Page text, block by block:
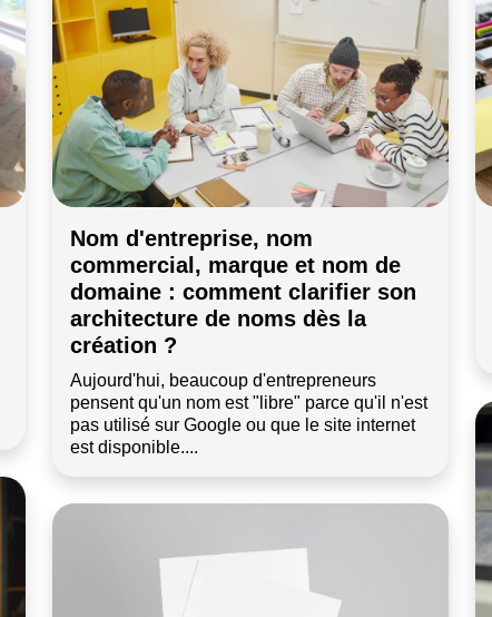
Nom d'entreprise, nom
commercial, marque et nom de
domaine : comment clarifier son
architecture de noms dès la
création ?
Aujourd'hui, beaucoup d'entrepreneurs
pensent qu'un nom est "libre" parce qu'il n'est
pas utilisé sur Google ou que le site internet
est disponible....